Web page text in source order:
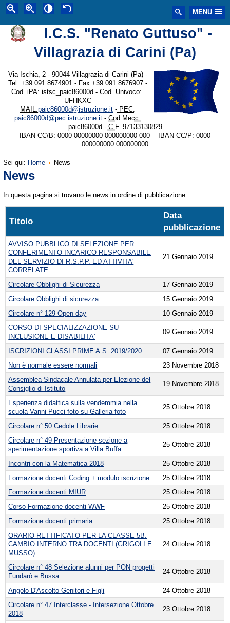
MENU
I.C.S. "Renato Guttuso" -
Villagrazia di Carini (Pa)
Via Ischia, 2 - 90044 Villagrazia di Carini (Pa) -
Tel.
+39 091 8674901 - Fax +39 091 8676907 -
Cod. iPA: istsc_paic86000d - Cod. Univoco:
UFHKXC
MAIL:paic86000d@istruzione.it - PEC:
paic86000d@pec.istruzione.it -Cod.Mecc.
paic86000d -C.F. 97133130829
IBAN CC/B: 0000 00000000 000000000 000 IBAN CC/P: 0000
000000000 000000000
Sei qui: Home News
News
In questa pagina si trovano le news in ordine di pubblicazione.
Titolo
Data
pubblicazione
AVVISO PUBBLICO DI SELEZIONE PER
CONFERIMENTO INCARICO RESPONSABILE
DEL SERVIZIO DI R.S.P.P. ED ATTIVITA'
CORRELATE
21 Gennaio 2019
Circolare Obblighi di Sicurezza
17 Gennaio 2019
Circolare Obblighi di sicurezza
15 Gennaio 2019
Circolare n° 129 Open day
10 Gennaio 2019
CORSO DI SPECIALIZZAZIONE SU
INCLUSIONE E DISABILITA'
09 Gennaio 2019
ISCRIZIONI CLASSI PRIME A.S. 2019/2020
07 Gennaio 2019
Non è normale essere normali
23 Novembre 2018
Assemblea Sindacale Annulata per Elezione del
Consiglio di Istituto
19 Novembre 2018
Esperienza didattica sulla vendemmia nella
scuola Vanni Pucci foto su Galleria foto
25 Ottobre 2018
Circolare n° 50 Cedole Librarie
25 Ottobre 2018
Circolare n° 49 Presentazione sezione a
sperimentazione sportiva a Villa Buffa
25 Ottobre 2018
Incontri con la Matematica 2018
25 Ottobre 2018
Formazione docenti Coding + modulo iscrizione
25 Ottobre 2018
Formazione docenti MIUR
25 Ottobre 2018
Corso Formazione docenti WWF
25 Ottobre 2018
Formazione docenti primaria
25 Ottobre 2018
ORARIO RETTIFICATO PER LA CLASSE 5B.
CAMBIO INTERNO TRA DOCENTI (GRIGOLI E
MUSSO)
24 Ottobre 2018
Circolare n° 48 Selezione alunni per PON progetti
Fundarò e Bussa
24 Ottobre 2018
Angolo D'Ascolto Genitori e Figli
24 Ottobre 2018
Circolare n° 47 Interclasse - Intersezione Ottobre
2018
23 Ottobre 2018